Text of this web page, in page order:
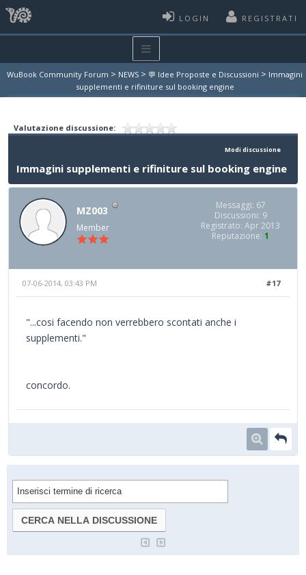
LOGIN REGISTRATI
WuBook Community Forum > NEWS > 💬 Idee Proposte e Discussioni > Immagini
supplementi e rifiniture sul booking engine
Valutazione discussione:
Modi discussione
Immagini supplementi e rifiniture sul booking engine
MZ003
Member
Messaggi: 67
Discussioni: 9
Registrato: Apr 2013
Reputazione: 1
#17
07-06-2014, 03:43 PM
"...cosi facendo non verrebbero scontati anche i
supplementi."
concordo.